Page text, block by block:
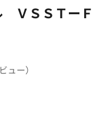
ＶＳＳＴーＦ
ュー）